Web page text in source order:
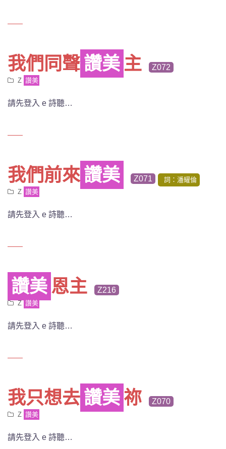
我們同聲讚美 主 Z072
Z 讚美
請先登入 e 詩聽…
我們前來讚美 Z071
詞：潘耀倫
Z 讚美
請先登入 e 詩聽…
讚美 恩主 Z216
Z 讚美
請先登入 e 詩聽…
我只想去讚美祢 Z070
Z 讚美
請先登入 e 詩聽…